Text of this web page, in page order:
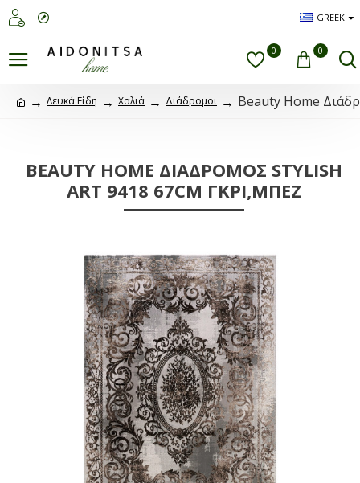
GREEK
0 0
Λευκά Είδη Χαλιά Διάδρομοι Beauty Home
BEAUTY HOME ΔΙΆΔΡΟΜΟΣ STYLISH
ART 9418 67CM ΓΚΡΙ,ΜΠΕΖ